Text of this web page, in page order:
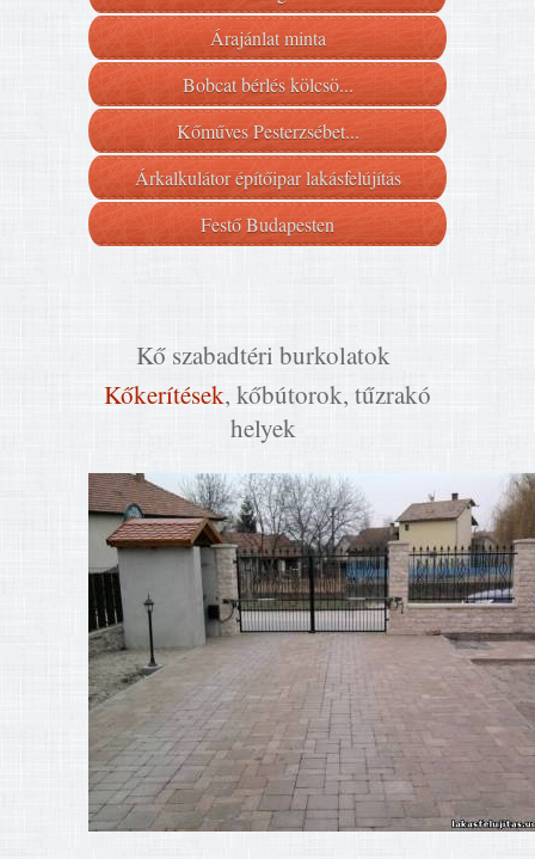
Árajánlat minta
Bobcat bérlés kölcsö...
Kőműves Pesterzsébet...
Árkalkulátor építőipar lakásfelújítás
Festő Budapesten
Kő szabadtéri burkolatok
Kőkerítések, kőbútorok, tűzrakó
helyek